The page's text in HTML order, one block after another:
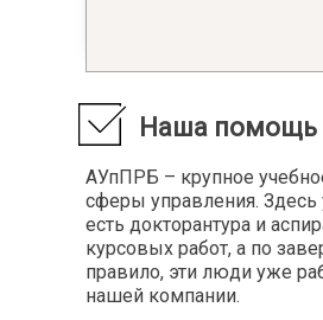
Библиотечное дело
Биография
Введение в
Введение в специальность
Введение в учительскую
Введение в языкознание
Великая Отечественная
Наша помощь
АУпПРБ – крупное
сферы управления.
есть докторантура и
курсовых работ, а по
правило, эти люди уже
нашей компании.